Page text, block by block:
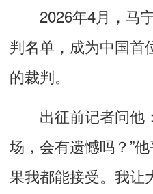
2026年4月，马宁
判名单，成为中国首
的裁判。
出征前记者问他
场，会有遗憾吗？”
果我都能接受。我让